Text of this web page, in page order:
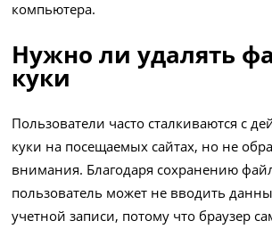
компьютера.
Нужно ли удалять
куки
Пользователи часто сталкиваются с
куки на посещаемых сайтах, но не
внимания. Благодаря сохранению
пользователь может не вводить
учетной записи, потому что браузер